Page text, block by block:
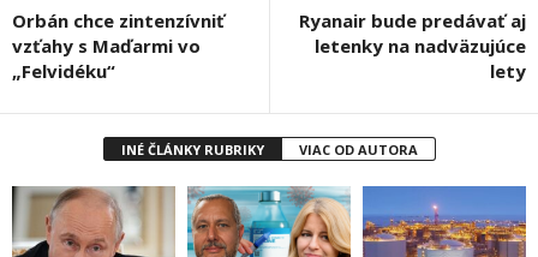
Orbán chce zintenzívniť
vzťahy s Maďarmi vo
„Felvidéku“
Ryanair bude predávať aj
letenky na nadväzujúce
lety
INÉ ČLÁNKY RUBRIKY VIAC OD AUTORA